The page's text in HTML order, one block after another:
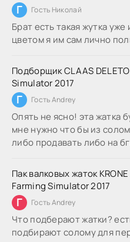
Г Гость Николай
Брат есть такая жутка
цветом я им сам лично
Подборщик CLAAS
Simulator 2017
Г Гость Andrey
Опять не ясно! эта жатка
мне нужно что бы из
либо продавать либо на
Пак валковых жаток
Farming Simulator 2017
Г Гость Andrey
Что подберают жатки?
подбирают солому для